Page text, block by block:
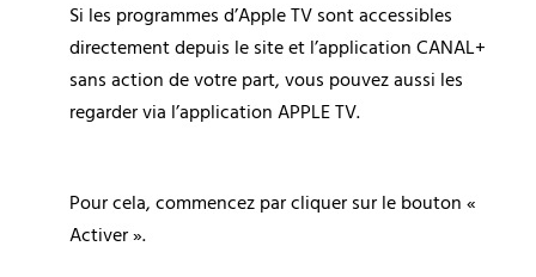
Si les programmes d’Apple TV sont accessibles
directement depuis le site et l’application CANAL+
sans action de votre part, vous pouvez aussi les
regarder via l’application APPLE TV.
Pour cela, commencez par cliquer sur le bouton «
Activer ».